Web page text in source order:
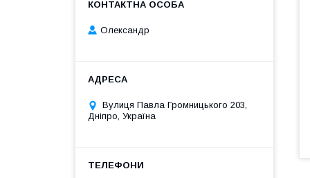
Олександр
Вулиця Павла Громницького 203,
Дніпро, Україна